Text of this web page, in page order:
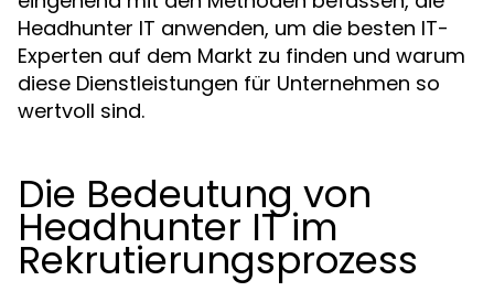
Headhunter IT anwenden, um die besten IT-
Experten auf dem Markt zu finden und warum
diese Dienstleistungen für Unternehmen so
wertvoll sind.
Die Bedeutung von
Headhunter IT im
Rekrutierungsprozess